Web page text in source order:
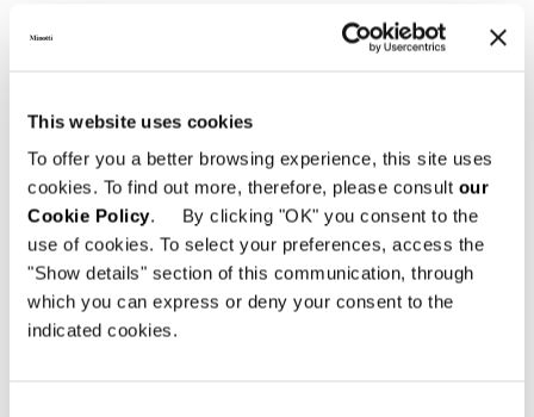
This website uses cookies
To offer you a better browsing experience, this site uses
cookies. To find out more, therefore, please consult our
Cookie Policy. By clicking "OK" you consent to the
use of cookies. To select your preferences, access the
"Show details" section of this communication, through
which you can express or deny your consent to the
indicated cookies.